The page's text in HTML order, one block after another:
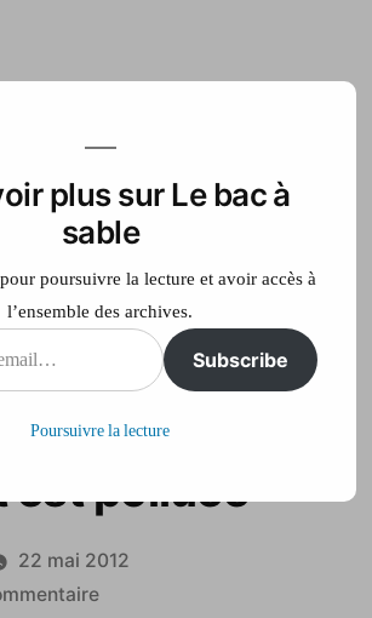
Télé
millions de
l’eau du
est polluée
22 mai 2012
sur
plus sur Le bac à
sable
poursuivre la lecture et avoir accès à
l’ensemble des archives.
Subscribe
Poursuivre la lecture